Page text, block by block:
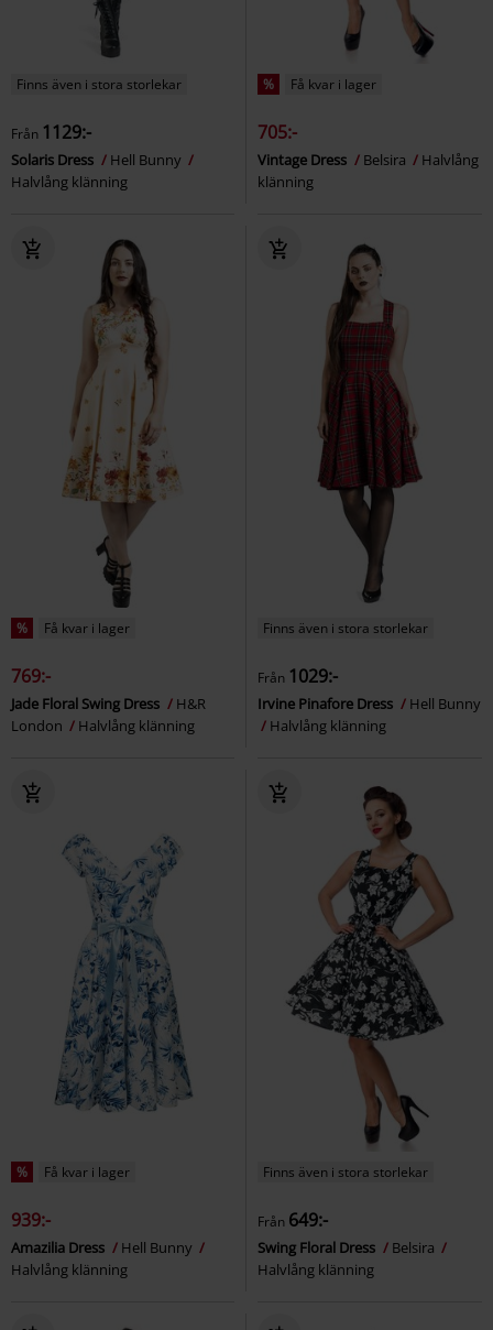
Finns även i stora storlekar
Från 1129:-
Solaris Dress
Hell Bunny
Halvlång klänning
% Få kvar i lager
705:-
Vintage Dress Belsira
Halvlång
klänning
% Få kvar i lager
769:-
Jade Floral Swing Dress
H&R
London
Halvlång klänning
Finns även i stora storlekar
Från 1029:-
Irvine Pinafore Dress
Hell Bunny
Halvlång klänning
% Få kvar i lager
939:-
Amazilia Dress
Hell Bunny
Halvlång klänning
Finns även i stora storlekar
Från 649:-
Swing Floral Dress
Belsira
Halvlång klänning